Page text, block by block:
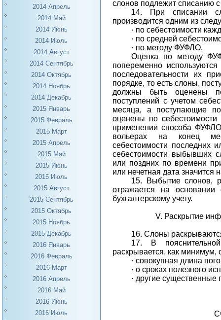
2014 Апрель
2014 Май
2014 Июнь
2014 Июль
2014 Август
2014 Сентябрь
2014 Октябрь
2014 Ноябрь
2014 Декабрь
2015 Январь
2015 Февраль
2015 Март
2015 Апрель
2015 Май
2015 Июнь
2015 Июль
2015 Август
2015 Сентябрь
2015 Октябрь
2015 Ноябрь
2015 Декабрь
2016 Январь
2016 Февраль
2016 Март
2016 Апрель
2016 Май
2016 Июнь
2016 Июль
слонов подлежит списанию с
14. При списании
производится одним из
· по себестоимости
· по средней
· по методу ФУФЛО.
Оценка по методу
попеременно
последовательности их
порядке, то есть слоны,
должны быть оценены
поступлений с учетом
месяца, а поступающие
оценены по
применении способа
вольерах на конец
себестоимости последних
себестоимости выбывших
или поздних по времени
или нечетная дата
15. Выбытие слонов,
отражается на основании
бухгалтерскому учету.
V. Раскрытие
16. Слоны
17. В
раскрывается, как
· совокупная длина
· о сроках полезного
· другие существенные